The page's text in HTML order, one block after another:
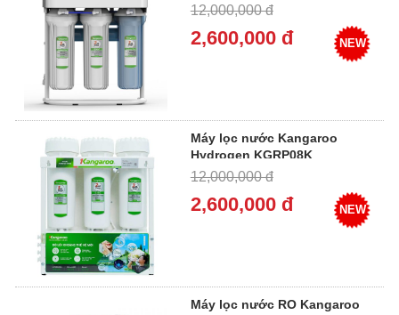
12,000,000 đ
2,600,000 đ NEW
Máy lọc nước Kangaroo
Hydrogen KGRP08K
12,000,000 đ
2,600,000 đ NEW
Máy lọc nước RO Kangaroo